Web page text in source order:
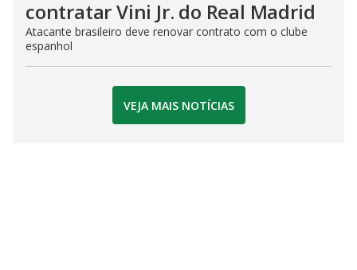
contratar Vini Jr. do Real Madrid
Atacante brasileiro deve renovar contrato com o clube
espanhol
VEJA MAIS NOTÍCIAS